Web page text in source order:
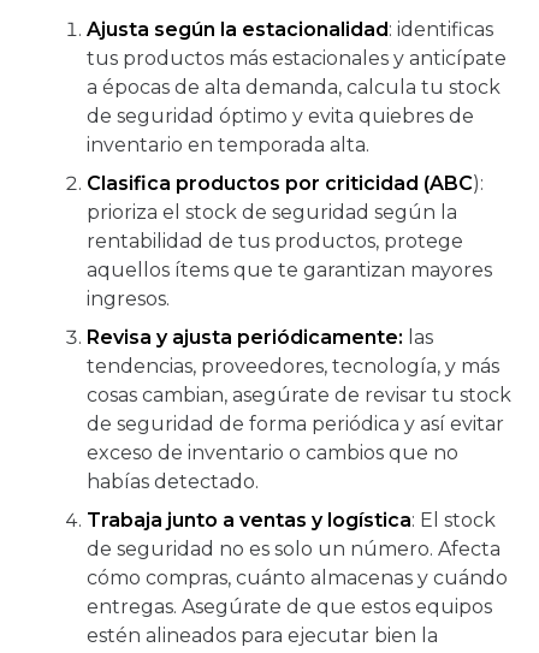
Ajusta según la estacionalidad : identificas
tus productos más estacionales y anticípate
a épocas de alta demanda, calcula tu stock
de seguridad óptimo y evita quiebres de
inventario en temporada alta.
Clasifica productos por criticidad (ABC):
prioriza el stock de seguridad según la
rentabilidad de tus productos, protege
aquellos ítems que te garantizan mayores
ingresos.
Revisa y ajusta periódicamente: las
tendencias, proveedores, tecnología, y más
cosas cambian, asegúrate de revisar tu stock
de seguridad de forma periódica y así evitar
exceso de inventario o cambios que no
habías detectado.
Trabaja junto a ventas y logística: El stock
de seguridad no es solo un número. Afecta
cómo compras, cuánto almacenas y cuándo
entregas. Asegúrate de que estos equipos
estén alineados para ejecutar bien la